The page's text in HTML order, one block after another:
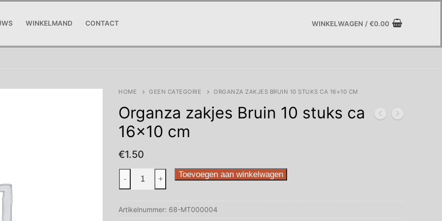
WINKELMAND CONTACT WINKELWAGEN / €0.00
HOME GEEN CATEGORIE ORGANZA ZAKJES BRUIN 10 STUKS CA 16×10 CM
Organza zakjes Bruin 10 stuks ca
16×10 cm
€1.50
Organza
10
- + Toevoegen aan winkelwagen
Artikelnummer: 68-MT000004